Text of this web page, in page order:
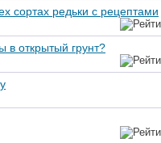
сортах редьки с рецептами
в открытый грунт?